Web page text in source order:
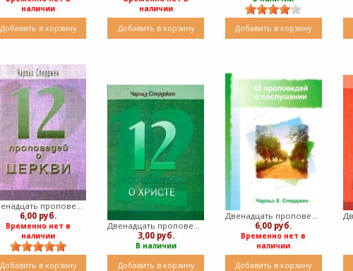
наличии
Добавить в корзину
наличии
Добавить в корзину Добавить в корзину
6,00 руб.
Временно нет в
наличии
Добавить в корзину
Двенадцать проповедей о Христе (Мягкий)
3,00 руб.
В наличии
Добавить в корзину
Двенадцать проповедей о послушании (Мягкий)
6,00 руб.
Временно нет в
наличии
Добавить в корзину